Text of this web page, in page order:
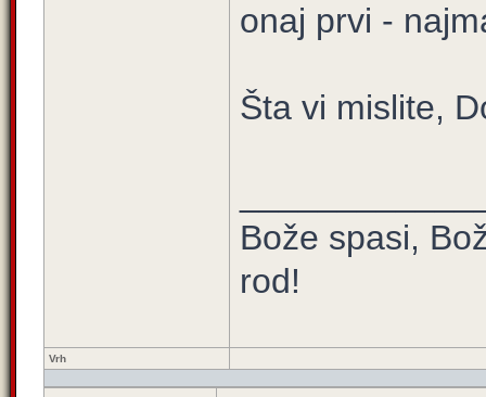
onaj prvi -
Šta vi mislite,
Bože spasi,
rod!
Vrh